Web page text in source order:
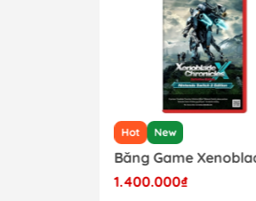
Hot New
1.400.000₫